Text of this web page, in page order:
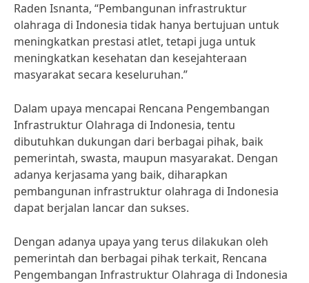
Raden Isnanta, “Pembangunan infrastruktur
olahraga di Indonesia tidak hanya bertujuan untuk
meningkatkan prestasi atlet, tetapi juga untuk
meningkatkan kesehatan dan kesejahteraan
masyarakat secara keseluruhan.”
Dalam upaya mencapai Rencana Pengembangan
Infrastruktur Olahraga di Indonesia, tentu
dibutuhkan dukungan dari berbagai pihak, baik
pemerintah, swasta, maupun masyarakat. Dengan
adanya kerjasama yang baik, diharapkan
pembangunan infrastruktur olahraga di Indonesia
dapat berjalan lancar dan sukses.
Dengan adanya upaya yang terus dilakukan oleh
pemerintah dan berbagai pihak terkait, Rencana
Pengembangan Infrastruktur Olahraga di Indonesia